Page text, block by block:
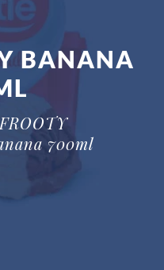
BANANA
700ml